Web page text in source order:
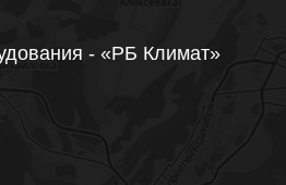
- «РБ Климат»